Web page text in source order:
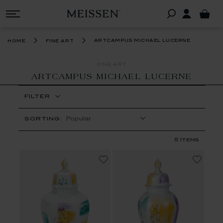
home fine art artcampus michael lucerne
FINE ART
ARTCAMPUS MICHAEL LUCERNE
FILTER
SORTING:
5 Items